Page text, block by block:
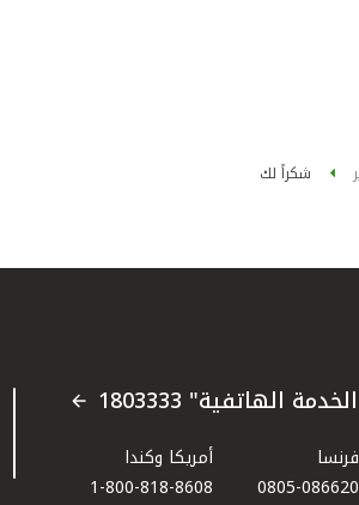
شكراً لك
فرنسا
0805-086620
أمريكا وكندا
1-800-818-8608